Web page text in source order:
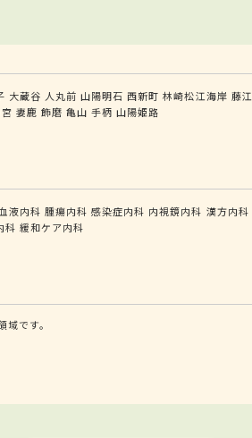
大蔵谷 人丸前 山陽明石 西新町 林崎松江海岸 藤江
妻鹿 飾磨 亀山 手柄 山陽姫路
血液内科 腫瘍内科 感染症内科 内視鏡内科 漢方内科
科 緩和ケア内科
です。